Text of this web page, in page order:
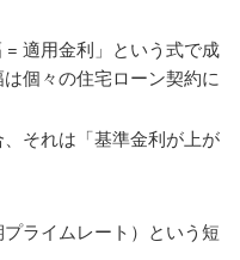
適用金利」という式で成
個々の住宅ローン契約に
それは「基準金利が上が
ライムレート）という短